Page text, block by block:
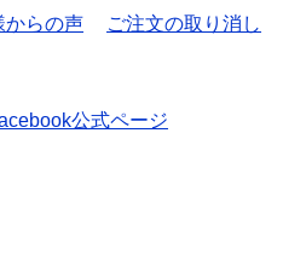
からの声 ご注文の取り消し
公式ページ